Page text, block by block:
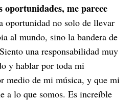
oportunidades, me parece
oportunidad no solo de llevar
al mundo, sino la bandera de
una responsabilidad muy
y hablar por toda mi
medio de mi música, y que mi
a lo que somos. Es increíble